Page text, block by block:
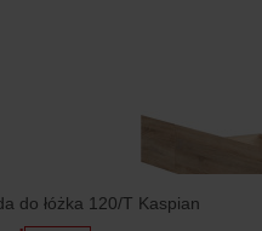
do łóżka 120/T Kaspian